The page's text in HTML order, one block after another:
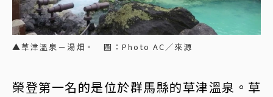
▲草津溫泉－湯畑。 圖：Photo AC／來源
榮登第一名的是位於群馬縣的草津溫泉。草